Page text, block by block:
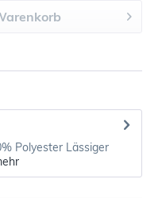
Polyester Lässiger